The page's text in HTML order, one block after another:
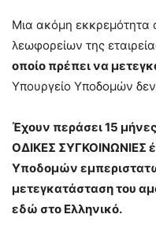
Μια ακόμη
λεωφορείων της
οποίο πρέπει να
Υπουργείο Υποδομών δεν
Έχουν περάσει 15
ΟΔΙΚΕΣ ΣΥΓΚΟΙΝΩΝΙΕΣ
Υποδομών
μετεγκατάσταση του
εδώ στο Ελληνικό.